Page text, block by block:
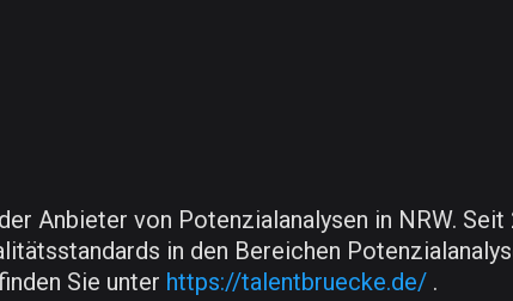
Anbieter von Potenzialanalysen in NRW.
in den Bereichen
Sie unter https://talentbruecke.de/ .